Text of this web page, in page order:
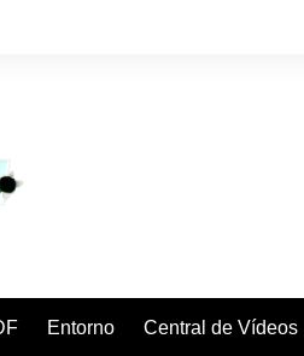
Entorno Central de Vídeos